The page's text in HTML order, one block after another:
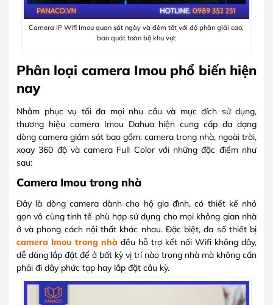
Camera IP Wifi Imou quan sát ngày và đêm tốt với độ phân giải cao,
bao quát toàn bộ khu vực
Phân loại camera Imou phổ biến hiện
nay
Nhằm phục vụ tối đa mọi nhu cầu và mục đích sử dụng,
thương hiệu camera Imou Dahua hiện cung cấp đa dạng
dòng camera giám sát bao gồm: camera trong nhà, ngoài trời,
xoay 360 độ và camera Full Color với những đặc điểm như
sau:
Camera Imou trong nhà
Đây là dòng camera dành cho hộ gia đình, có thiết kế nhỏ
gọn vô cùng tinh tế phù hợp sử dụng cho mọi không gian nhà
ở và phong cách nội thất khác nhau. Đặc biệt, đa số thiết bị
camera Imou trong nhà đều hỗ trợ kết nối Wifi không dây,
dễ dàng lắp đặt để ở bất kỳ vị trí nào trong nhà mà không cần
phải đi dây phức tạp hay lắp đặt cầu kỳ.